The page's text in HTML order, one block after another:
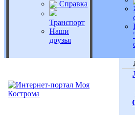
Справка
Транспорт
Наши
друзья